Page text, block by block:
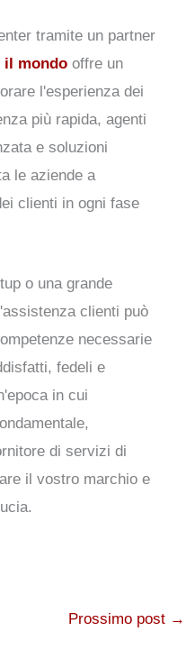
tramite un partner
il mondo offre un
l'esperienza dei
più rapida, agenti
e soluzioni
le aziende a
clienti in ogni fase
o una grande
clienti può
necessarie
fedeli e
in cui
di servizi di
il vostro marchio e
Prossimo post →